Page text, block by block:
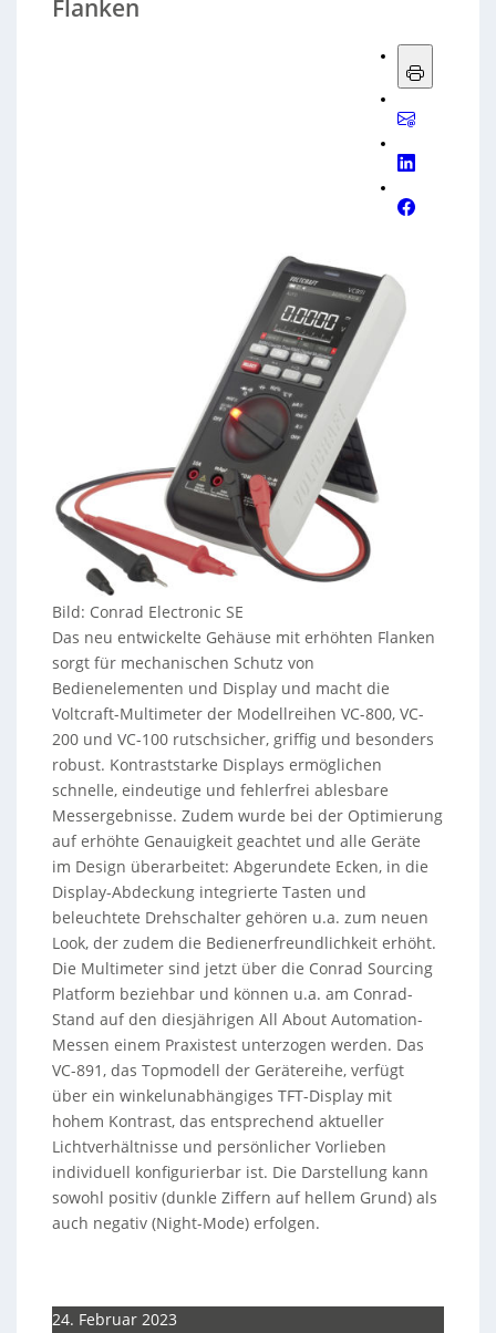
Flanken
Bild: Conrad Electronic SE
Das neu entwickelte Gehäuse mit erhöhten Flanken
sorgt für mechanischen Schutz von
Bedienelementen und Display und macht die
Voltcraft-Multimeter der Modellreihen VC-800, VC-
200 und VC-100 rutschsicher, griffig und besonders
robust. Kontraststarke Displays ermöglichen
schnelle, eindeutige und fehlerfrei ablesbare
Messergebnisse. Zudem wurde bei der Optimierung
auf erhöhte Genauigkeit geachtet und alle Geräte
im Design überarbeitet: Abgerundete Ecken, in die
Display-Abdeckung integrierte Tasten und
beleuchtete Drehschalter gehören u.a. zum neuen
Look, der zudem die Bedienerfreundlichkeit erhöht.
Die Multimeter sind jetzt über die Conrad Sourcing
Platform beziehbar und können u.a. am Conrad-
Stand auf den diesjährigen All About Automation-
Messen einem Praxistest unterzogen werden. Das
VC-891, das Topmodell der Gerätereihe, verfügt
über ein winkelunabhängiges TFT-Display mit
hohem Kontrast, das entsprechend aktueller
Lichtverhältnisse und persönlicher Vorlieben
individuell konfigurierbar ist. Die Darstellung kann
sowohl positiv (dunkle Ziffern auf hellem Grund) als
auch negativ (Night-Mode) erfolgen.
24. Februar 2023